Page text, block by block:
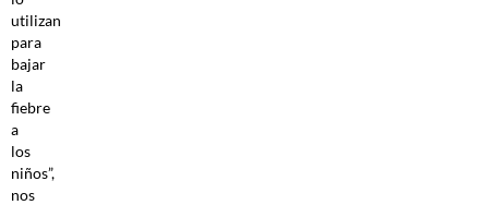
utilizan
para
bajar
la
fiebre
a
los
niños”,
nos